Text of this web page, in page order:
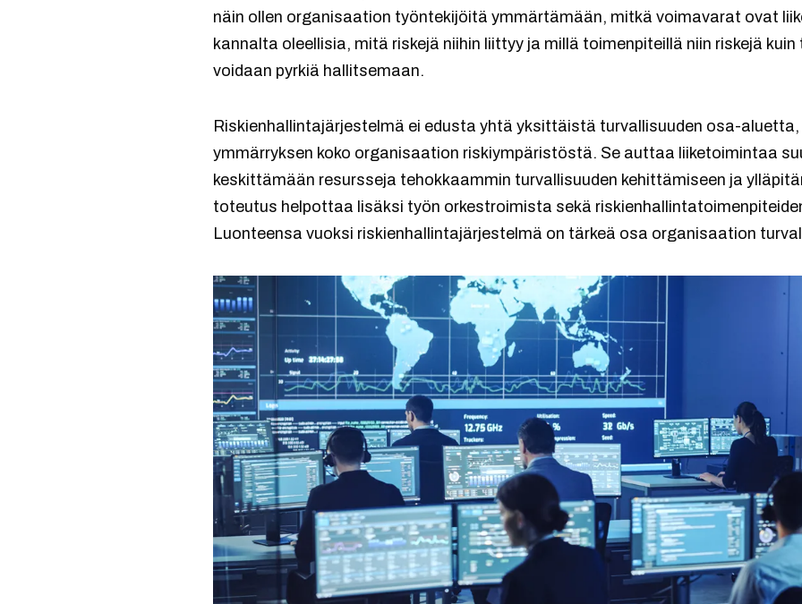
näin ollen organisaation työntekijöitä ymmärtämään, mitkä voimavarat ovat
kannalta oleellisia, mitä riskejä niihin liittyy ja millä toimenpiteillä niin riskejä
voidaan pyrkiä hallitsemaan.
Riskienhallintajärjestelmä ei edusta yhtä yksittäistä turvallisuuden osa-aluetta,
ymmärryksen koko organisaation riskiympäristöstä. Se auttaa liiketoimintaa
keskittämään resursseja tehokkaammin turvallisuuden kehittämiseen ja
toteutus helpottaa lisäksi työn orkestroimista sekä
Luonteensa vuoksi riskienhallintajärjestelmä on tärkeä osa organisaation